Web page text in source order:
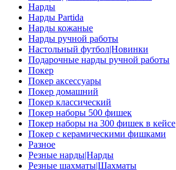
Нарды
Нарды Partida
Нарды кожаные
Нарды ручной работы
Настольный футбол|Новинки
Подарочные нарды ручной работы
Покер
Покер аксессуары
Покер домашний
Покер классический
Покер наборы 500 фишек
Покер наборы на 300 фишек в кейсе
Покер с керамическими фишками
Разное
Резные нарды|Нарды
Резные шахматы|Шахматы